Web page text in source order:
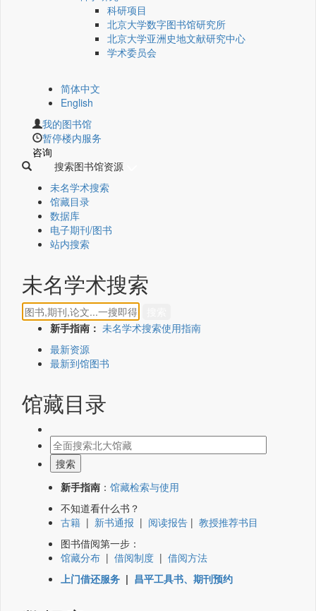
科研项目
北京大学数字图书馆研究所
北京大学亚洲史地文献研究中心
学术委员会
简体中文
English
我的图书馆
暂停楼内服务
咨询
搜索图书馆资源
未名学术搜索
馆藏目录
数据库
电子期刊/图书
站内搜索
未名学术搜索
新手指南： 未名学术搜索使用指南
最新资源
最新到馆图书
馆藏目录
新手指南 ： 馆藏检索与使用
不知道看什么书？
古籍 | 新书通报 | 阅读报告 | 教授推荐书目
图书借阅第一步：
馆藏分布 | 借阅制度 | 借阅方法
上门借还服务 | 昌平工具书、期刊预约